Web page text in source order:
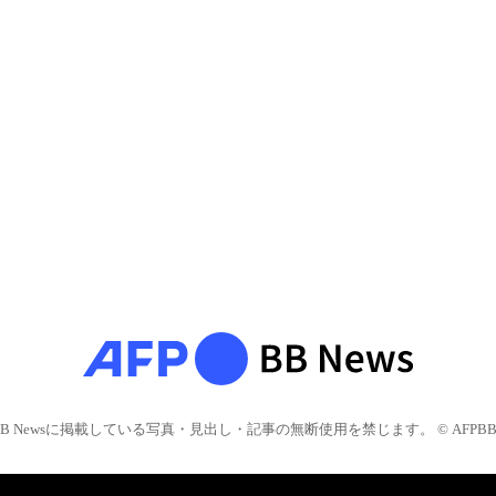
Newsに掲載している写真・見出し・記事の無断使用を禁じます。 © AFPBB